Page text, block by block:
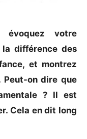
évoquez votre
différence des
et montrez
on dire que
? Il est
Cela en dit long